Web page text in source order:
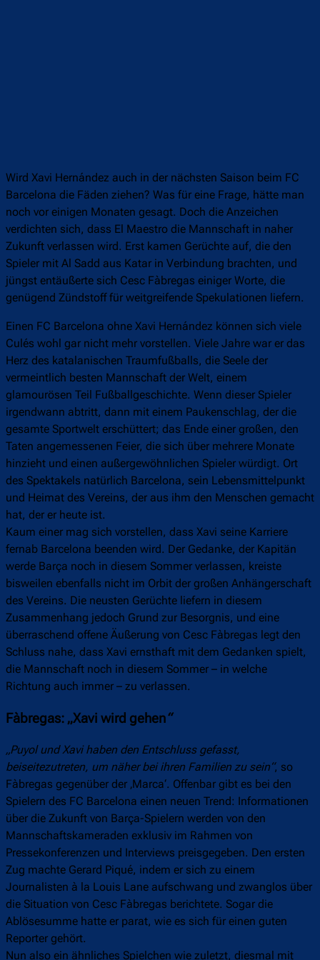
Wird Xavi Hernández auch in der nächsten Saison beim FC
Barcelona die Fäden ziehen? Was für eine Frage, hätte man
noch vor einigen Monaten gesagt. Doch die Anzeichen
verdichten sich, dass El Maestro die Mannschaft in naher
Zukunft verlassen wird. Erst kamen Gerüchte auf, die den
Spieler mit Al Sadd aus Katar in Verbindung brachten, und
jüngst entäußerte sich Cesc Fàbregas einiger Worte, die
genügend Zündstoff für weitgreifende Spekulationen liefern.
Einen FC Barcelona ohne Xavi Hernández können sich viele
Culés wohl gar nicht mehr vorstellen. Viele Jahre war er das
Herz des katalanischen Traumfußballs, die Seele der
vermeintlich besten Mannschaft der Welt, einem
glamourösen Teil Fußballgeschichte. Wenn dieser Spieler
irgendwann abtritt, dann mit einem Paukenschlag, der die
gesamte Sportwelt erschüttert; das Ende einer großen, den
Taten angemessenen Feier, die sich über mehrere Monate
hinzieht und einen außergewöhnlichen Spieler würdigt. Ort
des Spektakels natürlich Barcelona, sein Lebensmittelpunkt
und Heimat des Vereins, der aus ihm den Menschen gemacht
hat, der er heute ist.
Kaum einer mag sich vorstellen, dass Xavi seine Karriere
fernab Barcelona beenden wird. Der Gedanke, der Kapitän
werde Barça noch in diesem Sommer verlassen, kreiste
bisweilen ebenfalls nicht im Orbit der großen Anhängerschaft
des Vereins. Die neusten Gerüchte liefern in diesem
Zusammenhang jedoch Grund zur Besorgnis, und eine
überraschend offene Äußerung von Cesc Fàbregas legt den
Schluss nahe, dass Xavi ernsthaft mit dem Gedanken spielt,
die Mannschaft noch in diesem Sommer – in welche
Richtung auch immer – zu verlassen.
Fàbregas: „Xavi wird gehen“
„Puyol und Xavi haben den Entschluss gefasst,
beiseitezutreten, um näher bei ihren Familien zu sein“, so
Fàbregas gegenüber der ‚Marca‘. Offenbar gibt es bei den
Spielern des FC Barcelona einen neuen Trend: Informationen
über die Zukunft von Barça-Spielern werden von den
Mannschaftskameraden exklusiv im Rahmen von
Pressekonferenzen und Interviews preisgegeben. Den ersten
Zug machte Gerard Piqué, indem er sich zu einem
Journalisten à la Louis Lane aufschwang und zwanglos über
die Situation von Cesc Fàbregas berichtete. Sogar die
Ablösesumme hatte er parat, wie es sich für einen guten
Reporter gehört.
Nun also ein ähnliches Spielchen wie zuletzt, diesmal mit